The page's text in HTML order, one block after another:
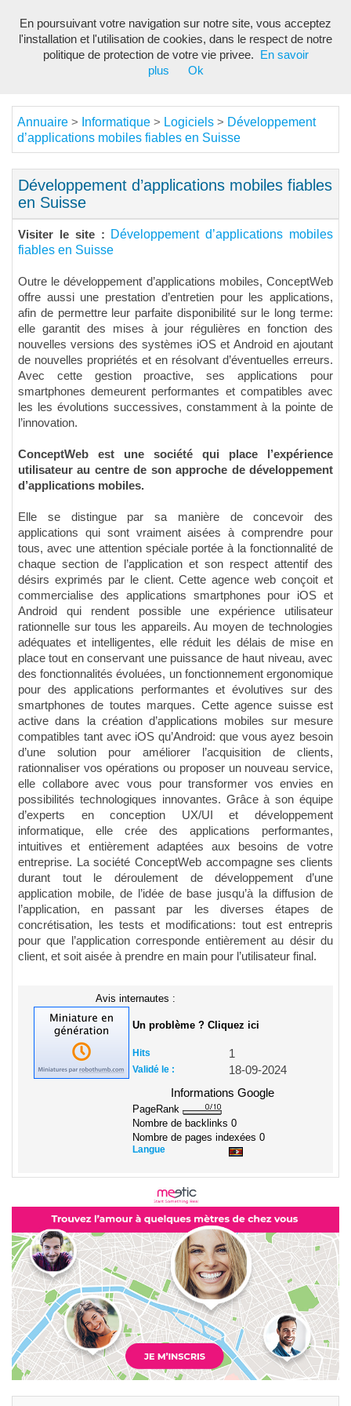
Annuaire > Informatique > Logiciels > Développement
d’applications mobiles fiables en Suisse
Développement d’applications mobiles fiables
en Suisse
Visiter le site :
Développement d’applications mobiles
fiables en Suisse
Outre le développement d’applications mobiles, ConceptWeb
offre aussi une prestation d’entretien pour les applications,
afin de permettre leur parfaite disponibilité sur le long terme:
elle garantit des mises à jour régulières en fonction des
nouvelles versions des systèmes iOS et Android en ajoutant
de nouvelles propriétés et en résolvant d’éventuelles erreurs.
Avec cette gestion proactive, ses applications pour
smartphones demeurent performantes et compatibles avec
les les évolutions successives, constamment à la pointe de
l’innovation.
ConceptWeb est une société qui place l’expérience
utilisateur au centre de son approche de développement
d’applications mobiles.
Elle se distingue par sa manière de concevoir des
applications qui sont vraiment aisées à comprendre pour
tous, avec une attention spéciale portée à la fonctionnalité de
chaque section de l’application et son respect attentif des
désirs exprimés par le client. Cette agence web conçoit et
commercialise des applications smartphones pour iOS et
Android qui rendent possible une expérience utilisateur
rationnelle sur tous les appareils. Au moyen de technologies
adéquates et intelligentes, elle réduit les délais de mise en
place tout en conservant une puissance de haut niveau, avec
des fonctionnalités évoluées, un fonctionnement ergonomique
pour des applications performantes et évolutives sur des
smartphones de toutes marques. Cette agence suisse est
active dans la création d’applications mobiles sur mesure
compatibles tant avec iOS qu’Android: que vous ayez besoin
d’une solution pour améliorer l’acquisition de clients,
rationnaliser vos opérations ou proposer un nouveau service,
elle collabore avec vous pour transformer vos envies en
possibilités technologiques innovantes. Grâce à son équipe
d’experts en conception UX/UI et développement
informatique, elle crée des applications performantes,
intuitives et entièrement adaptées aux besoins de votre
entreprise. La société ConceptWeb accompagne ses clients
durant tout le déroulement de développement d’une
application mobile, de l’idée de base jusqu’à la diffusion de
l’application, en passant par les diverses étapes de
concrétisation, les tests et modifications: tout est entrepris
pour que l’application corresponde entièrement au désir du
client, et soit aisée à prendre en main pour l’utilisateur final.
Avis internautes :
Un problème ? Cliquez ici
Hits 1
Validé le :
18-09-2024
Informations Google
PageRank
Nombre de backlinks 0
Nombre de pages indexées 0
Langue
En poursuivant votre navigation sur notre site, vous acceptez
l'installation et l'utilisation de cookies, dans le respect de notre
politique de protection de votre vie privee.
En savoir
plus
Ok